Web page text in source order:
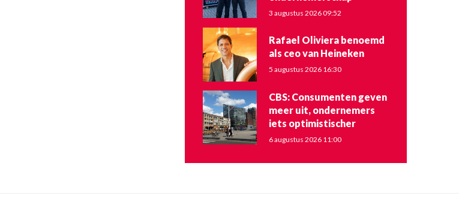
3 augustus 2026 09:52
Rafael Oliviera benoemd
als ceo van Heineken
5 augustus 2026 16:30
CBS: Consumenten geven
meer uit, ondernemers
iets optimistischer
6 augustus 2026 11:00